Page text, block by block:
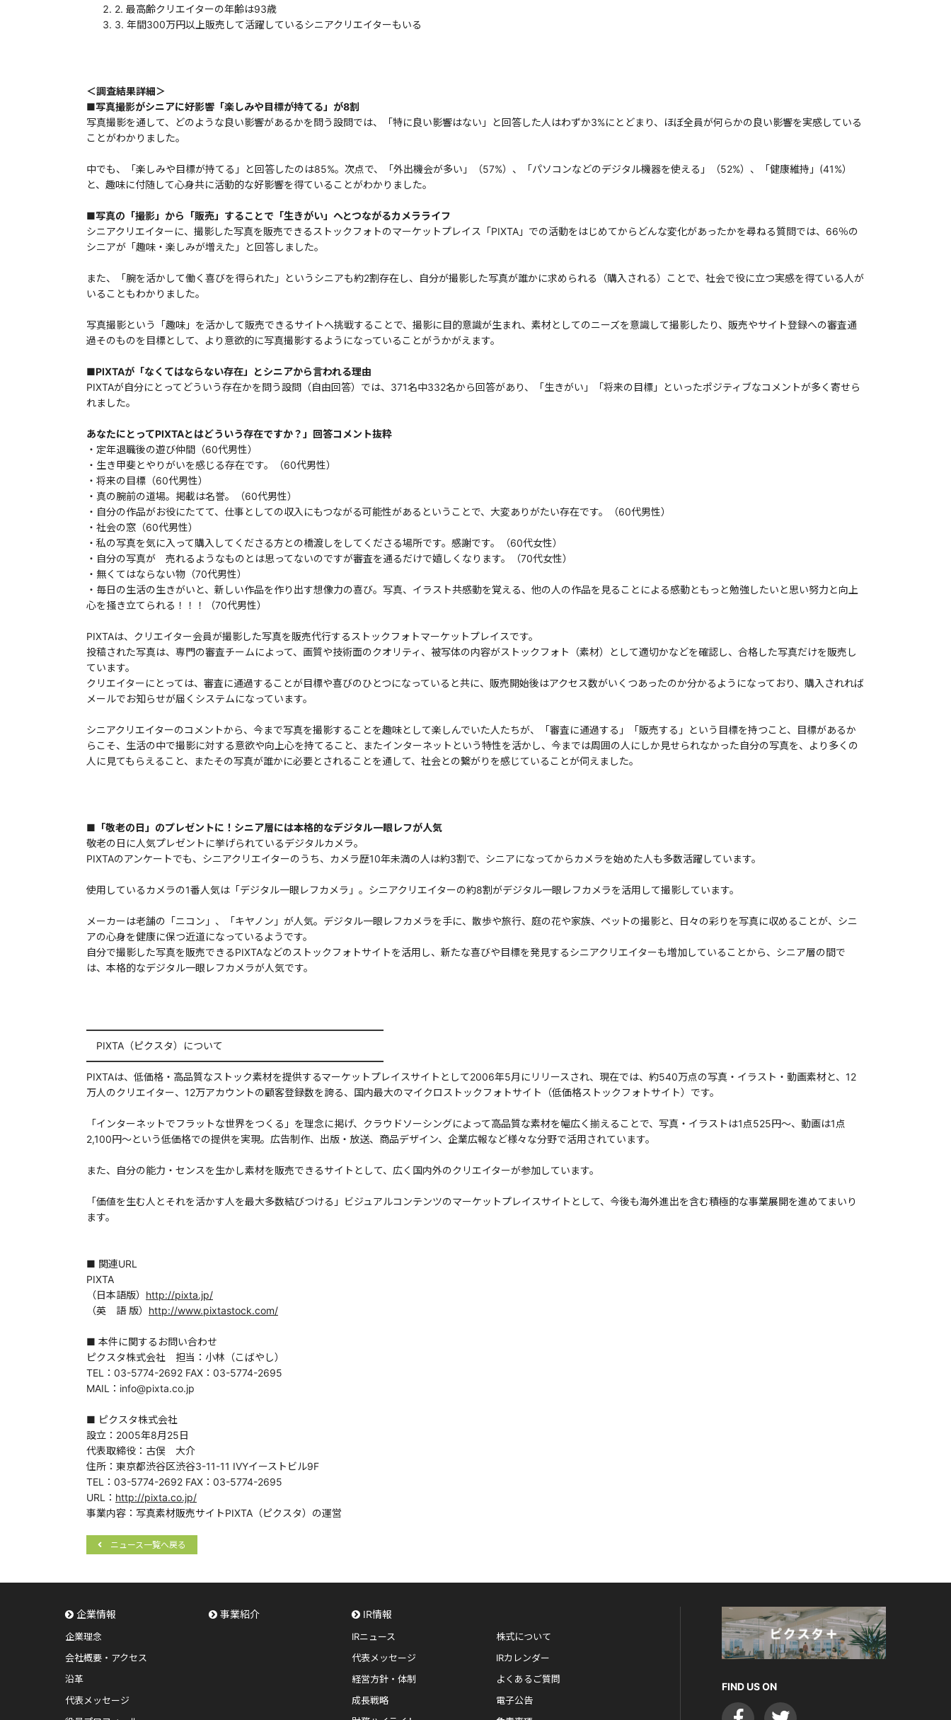
2. 最高齢クリエイターの年齢は93歳
3. 年間300万円以上販売して活躍しているシニアクリエイターもいる
＜調査結果詳細＞
■写真撮影がシニアに好影響「楽しみや目標が持てる」が8割
写真撮影を通して、どのような良い影響があるかを問う設問では、「特に良い影響はない」と回答した人はわずか3%にとどまり、ほぼ全員が何らかの良い影響を実感している
ことがわかりました。
中でも、「楽しみや目標が持てる」と回答したのは85%。次点で、「外出機会が多い」（57%）、「パソコンなどのデジタル機器を使える」（52%）、「健康維持」(41%）
と、趣味に付随して心身共に活動的な好影響を得ていることがわかりました。
■写真の「撮影」から「販売」することで「生きがい」へとつながるカメラライフ
シニアクリエイターに、撮影した写真を販売できるストックフォトのマーケットプレイス「PIXTA」での活動をはじめてからどんな変化があったかを尋ねる質問では、66％の
シニアが「趣味・楽しみが増えた」と回答しました。
また、「腕を活かして働く喜びを得られた」というシニアも約2割存在し、自分が撮影した写真が誰かに求められる（購入される）ことで、社会で役に立つ実感を得ている人が
いることもわかりました。
写真撮影という「趣味」を活かして販売できるサイトへ挑戦することで、撮影に目的意識が生まれ、素材としてのニーズを意識して撮影したり、販売やサイト登録への審査通
過そのものを目標として、より意欲的に写真撮影するようになっていることがうかがえます。
■PIXTAが「なくてはならない存在」とシニアから言われる理由
PIXTAが自分にとってどういう存在かを問う設問（自由回答）では、371名中332名から回答があり、「生きがい」「将来の目標」といったポジティブなコメントが多く寄せら
れました。
あなたにとってPIXTAとはどういう存在ですか？」回答コメント抜粋
・定年退職後の遊び仲間（60代男性）
・生き甲斐とやりがいを感じる存在です。（60代男性）
・将来の目標（60代男性）
・真の腕前の道場。掲載は名誉。（60代男性）
・自分の作品がお役にたてて、仕事としての収入にもつながる可能性があるということで、大変ありがたい存在です。（60代男性）
・社会の窓（60代男性）
・私の写真を気に入って購入してくださる方との橋渡しをしてくださる場所です。感謝です。（60代女性）
・自分の写真が 売れるようなものとは思ってないのですが審査を通るだけで嬉しくなります。（70代女性）
・無くてはならない物（70代男性）
・毎日の生活の生きがいと、新しい作品を作り出す想像力の喜び。写真、イラスト共感動を覚える、他の人の作品を見ることによる感動ともっと勉強したいと思い努力と向上
心を掻き立てられる！！！（70代男性）
PIXTAは、クリエイター会員が撮影した写真を販売代行するストックフォトマーケットプレイスです。
投稿された写真は、専門の審査チームによって、画質や技術面のクオリティ、被写体の内容がストックフォト（素材）として適切かなどを確認し、合格した写真だけを販売し
ています。
クリエイターにとっては、審査に通過することが目標や喜びのひとつになっていると共に、販売開始後はアクセス数がいくつあったのか分かるようになっており、購入されれば
メールでお知らせが届くシステムになっています。
シニアクリエイターのコメントから、今まで写真を撮影することを趣味として楽しんでいた人たちが、「審査に通過する」「販売する」という目標を持つこと、目標があるか
らこそ、生活の中で撮影に対する意欲や向上心を持てること、またインターネットという特性を活かし、今までは周囲の人にしか見せられなかった自分の写真を、より多くの
人に見てもらえること、またその写真が誰かに必要とされることを通して、社会との繋がりを感じていることが伺えました。
■「敬老の日」のプレゼントに！シニア層には本格的なデジタル一眼レフが人気
敬老の日に人気プレゼントに挙げられているデジタルカメラ。
PIXTAのアンケートでも、シニアクリエイターのうち、カメラ歴10年未満の人は約3割で、シニアになってからカメラを始めた人も多数活躍しています。
使用しているカメラの1番人気は「デジタル一眼レフカメラ」。シニアクリエイターの約8割がデジタル一眼レフカメラを活用して撮影しています。
メーカーは老舗の「ニコン」、「キヤノン」が人気。デジタル一眼レフカメラを手に、散歩や旅行、庭の花や家族、ペットの撮影と、日々の彩りを写真に収めることが、シニ
アの心身を健康に保つ近道になっているようです。
自分で撮影した写真を販売できるPIXTAなどのストックフォトサイトを活用し、新たな喜びや目標を発見するシニアクリエイターも増加していることから、シニア層の間で
は、本格的なデジタル一眼レフカメラが人気です。
━━━━━━━━━━━━━━━━━━━━━━━━━━━━━━
PIXTA（ピクスタ）について
━━━━━━━━━━━━━━━━━━━━━━━━━━━━━━
PIXTAは、低価格・高品質なストック素材を提供するマーケットプレイスサイトとして2006年5月にリリースされ、現在では、約540万点の写真・イラスト・動画素材と、12
万人のクリエイター、12万アカウントの顧客登録数を誇る、国内最大のマイクロストックフォトサイト（低価格ストックフォトサイト）です。
「インターネットでフラットな世界をつくる」を理念に掲げ、クラウドソーシングによって高品質な素材を幅広く揃えることで、写真・イラストは1点525円～、動画は1点
2,100円～という低価格での提供を実現。広告制作、出版・放送、商品デザイン、企業広報など様々な分野で活用されています。
また、自分の能力・センスを生かし素材を販売できるサイトとして、広く国内外のクリエイターが参加しています。
「価値を生む人とそれを活かす人を最大多数結びつける」ビジュアルコンテンツのマーケットプレイスサイトとして、今後も海外進出を含む積極的な事業展開を進めてまいり
ます。
■ 関連URL
PIXTA
（日本語版） http://pixta.jp/
（英 語 版） http://www.pixtastock.com/
■ 本件に関するお問い合わせ
ピクスタ株式会社 担当：小林（こばやし）
TEL：03-5774-2692 FAX：03-5774-2695
MAIL：info@pixta.co.jp
■ ピクスタ株式会社
設立：2005年8月25日
代表取締役：古俣 大介
住所：東京都渋谷区渋谷3-11-11 IVYイーストビル9F
TEL：03-5774-2692 FAX：03-5774-2695
URL： http://pixta.co.jp/
事業内容：写真素材販売サイトPIXTA（ピクスタ）の運営
ニュース一覧へ戻る
企業情報
企業理念
会社概要・アクセス
沿革
代表メッセージ
事業紹介 IR情報
IRニュース
代表メッセージ
経営方針・体制
成長戦略
株式について
IRカレンダー
よくあるご質問
電子公告
FIND US ON